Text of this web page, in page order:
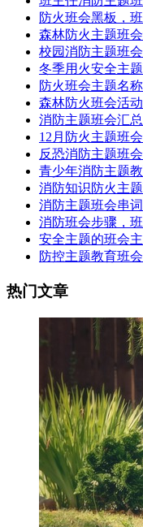
防火班会黑板，
森林防火主题班
校园消防主题班
冬季用火安全主
防火班会主题名
森林防火班会活
消防主题班会汇
12月防火主题班
反恐消防主题班
青少年消防主题
消防知识防火主
消防主题班会串
消防班会步骤，
安全主题的班会
防控主题教育班
热门文章